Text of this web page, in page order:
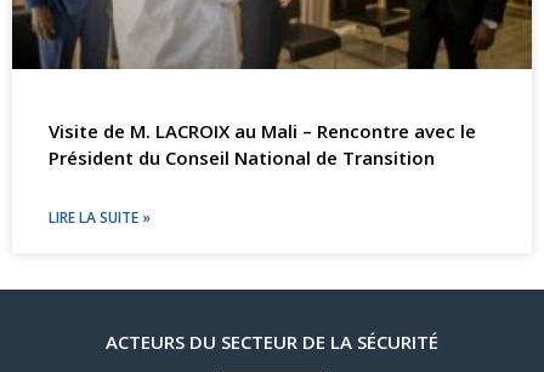
Visite de M. LACROIX au Mali – Rencontre avec le
Président du Conseil National de Transition
LIRE LA SUITE »
ACTEURS DU SECTEUR DE LA SÉCURITÉ